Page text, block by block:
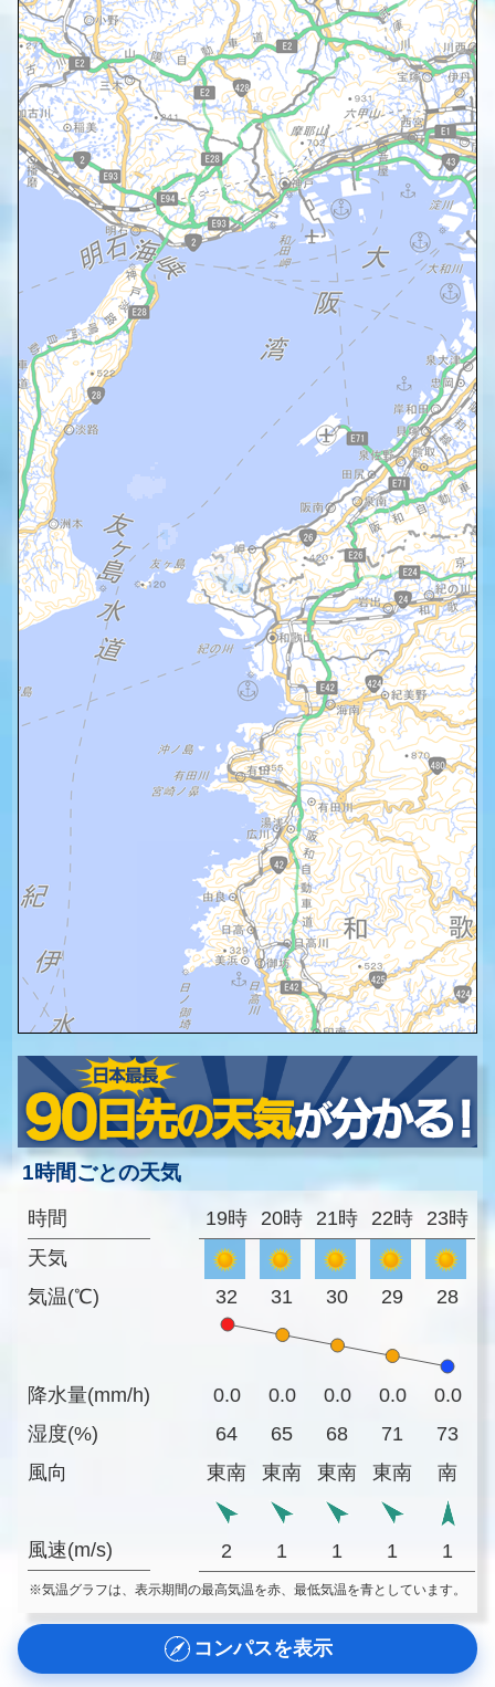
1時間ごとの天気
時間
天気
気温(℃)
降水量(mm/h)
湿度(%)
風向
風速(m/s)
19時 20時 21時 22時 23時
32 31 30 29 28
0.0 0.0 0.0 0.0
0.0
64
65 68 71
73
東南
東南 東南 東南 南
2 1 1 1 1
※気温グラフは、表示期間の最高気温を赤、最低気温を青としています。
コンパスを表示